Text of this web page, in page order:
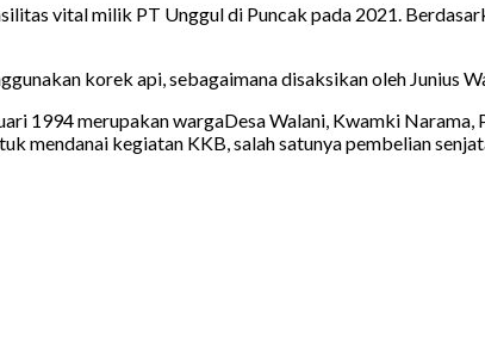
vital milik PT Unggul di Puncak pada 2021.
korek api, sebagaimana disaksikan oleh Junius
1994 merupakan wargaDesa Walani, Kwamki
mendanai kegiatan KKB, salah satunya pembelian